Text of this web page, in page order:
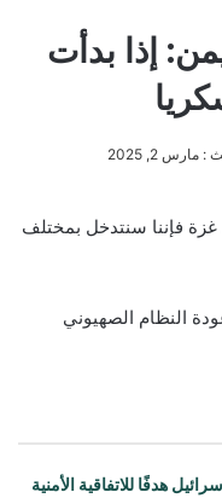
إذا بدأت
2, 2025
فإننا سنتدخل بمختلف
النظام الصهيوني
هدفًا للاتفاقية الأمنية